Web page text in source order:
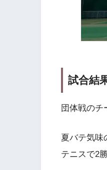
試合結
団体戦のチ
夏バテ気味
テニスで2